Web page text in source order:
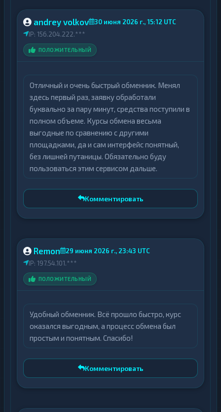
сетей и прозрачности условий, что
позволяет проводить операции с
предсказуемым результатом и
минимальным участием пользователя.
andrey volkov
30 июня 2026 г., 15:12 UTC
IP: 156.204.222.***
ПОЛОЖИТЕЛЬНЫЙ
Отличный и очень быстрый обменник. Менял
здесь первый раз, заявку обработали
буквально за пару минут, средства поступили в
полном объеме. Курсы обмена весьма
выгодные по сравнению с другими
площадками, да и сам интерфейс понятный,
без лишней путаницы. Обязательно буду
пользоваться этим сервисом дальше.
Комментировать
Remon
29 июня 2026 г., 23:43 UTC
IP: 197.54.101.***
ПОЛОЖИТЕЛЬНЫЙ
Удобный обменник. Всё прошло быстро, курс
оказался выгодным, а процесс обмена был
простым и понятным. Спасибо!
Комментировать